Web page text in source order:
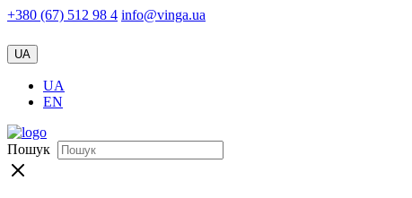
+380 (67) 512 98 4 info@vinga.ua
UA
UA
EN
Пошук